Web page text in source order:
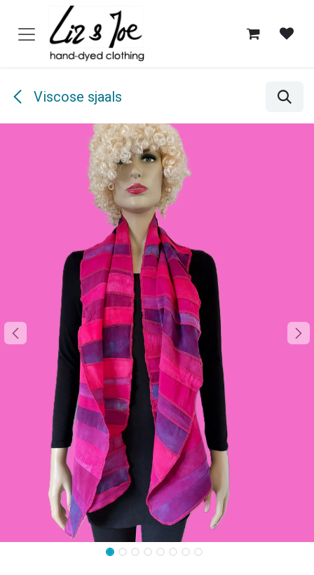
Overslaan naar inhoud
Viscose sjaals